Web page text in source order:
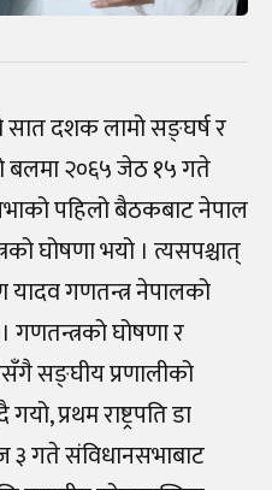
सात दशक लामो सङ्घर्ष र
२०६५ जेठ १५ गते
पहिलो बैठकबाट नेपाल
घोषणा भयो । त्यसपश्चात्
यादव गणतन्त्र नेपालको
। गणतन्त्रको घोषणा र
सङ्घीय प्रणालीको
प्रथम राष्ट्रपति डा
गते संविधानसभाबाट